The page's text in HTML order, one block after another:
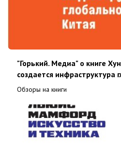
"Горький. Медиа" о книге
создается инфраструктура
Обзоры на книги